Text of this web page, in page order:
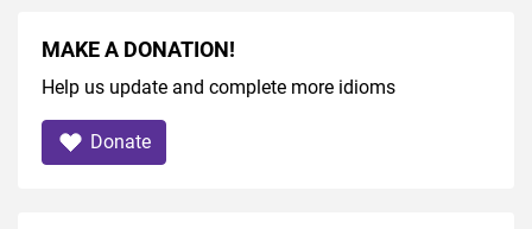
MAKE A DONATION!
Help us update and complete more idioms
Donate